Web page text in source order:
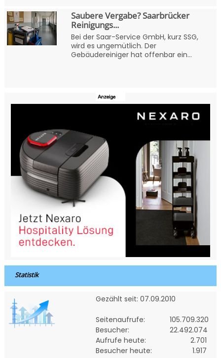
Saubere Vergabe? Saarbrücker
Reinigungs...
Bei der Saar-Service GmbH, kurz SSG,
wird es ungemütlich. Der
Gebäudereiniger hat offenbar ein...
Statistik
Gezählt seit: 07.09.2010
Seitenaufrufe:
105.709.320
Besucher:
22.492.074
Aufrufe heute:
2.701
Besucher heute:
1.917